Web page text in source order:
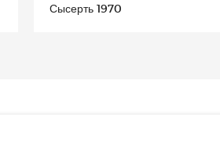
Сысерть 1970